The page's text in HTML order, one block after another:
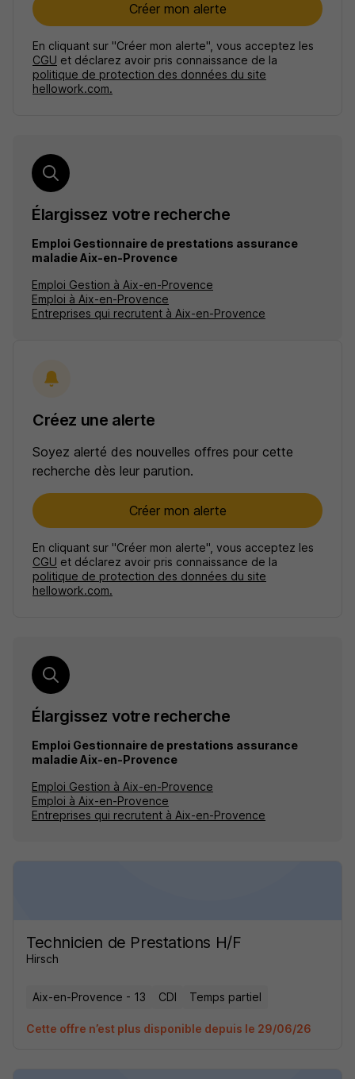
Créer mon alerte
En cliquant sur "Créer mon alerte", vous acceptez les
CGU et déclarez avoir pris connaissance de la
politique de protection des données du site
hellowork.com.
Élargissez votre recherche
Emploi Gestionnaire de prestations assurance
maladie Aix-en-Provence
Emploi Gestion à Aix-en-Provence
Emploi à Aix-en-Provence
Entreprises qui recrutent à Aix-en-Provence
Créez une alerte
Soyez alerté des nouvelles offres pour cette
recherche dès leur parution.
Créer mon alerte
En cliquant sur "Créer mon alerte", vous acceptez les
CGU et déclarez avoir pris connaissance de la
politique de protection des données du site
hellowork.com.
Élargissez votre recherche
Emploi Gestionnaire de prestations assurance
maladie Aix-en-Provence
Emploi Gestion à Aix-en-Provence
Emploi à Aix-en-Provence
Entreprises qui recrutent à Aix-en-Provence
Technicien de Prestations H/F
Hirsch
Aix-en-Provence - 13 CDI Temps partiel
Cette offre n’est plus disponible depuis le 29/06/26